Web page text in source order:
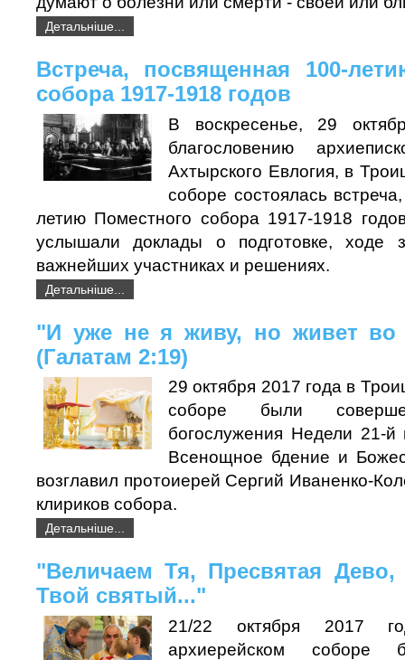
Детальніше...
Встреча, посвященная 100-
собора 1917-1918 годов
В воскресенье, 29
благословению
Ахтырского Евлогия, в
соборе состоялась
летию Поместного собора 1917-1918
услышали доклады о подготовке, ходе
важнейших участниках и решениях.
Детальніше...
"И уже не я живу, но живет во
(Галатам 2:19)
29 октября 2017 года в
соборе были
богослужения Недели 21-й
Всенощное бдение и
возглавил протоиерей Сергий Иваненко-
клириков собора.
Детальніше...
"Величаем Тя, Пресвятая
Твой святый..."
21/22 октября 2017
архиерейском соборе